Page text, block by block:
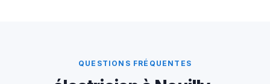
QUESTIONS FRÉQUENTES